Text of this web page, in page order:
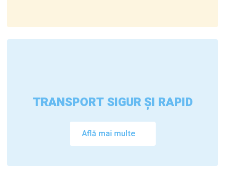
TRANSPORT SIGUR ȘI RAPID
Află mai multe